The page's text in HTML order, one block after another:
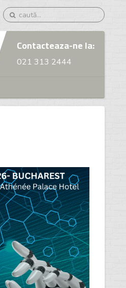
Contacteaza-ne la:
021 313 2444